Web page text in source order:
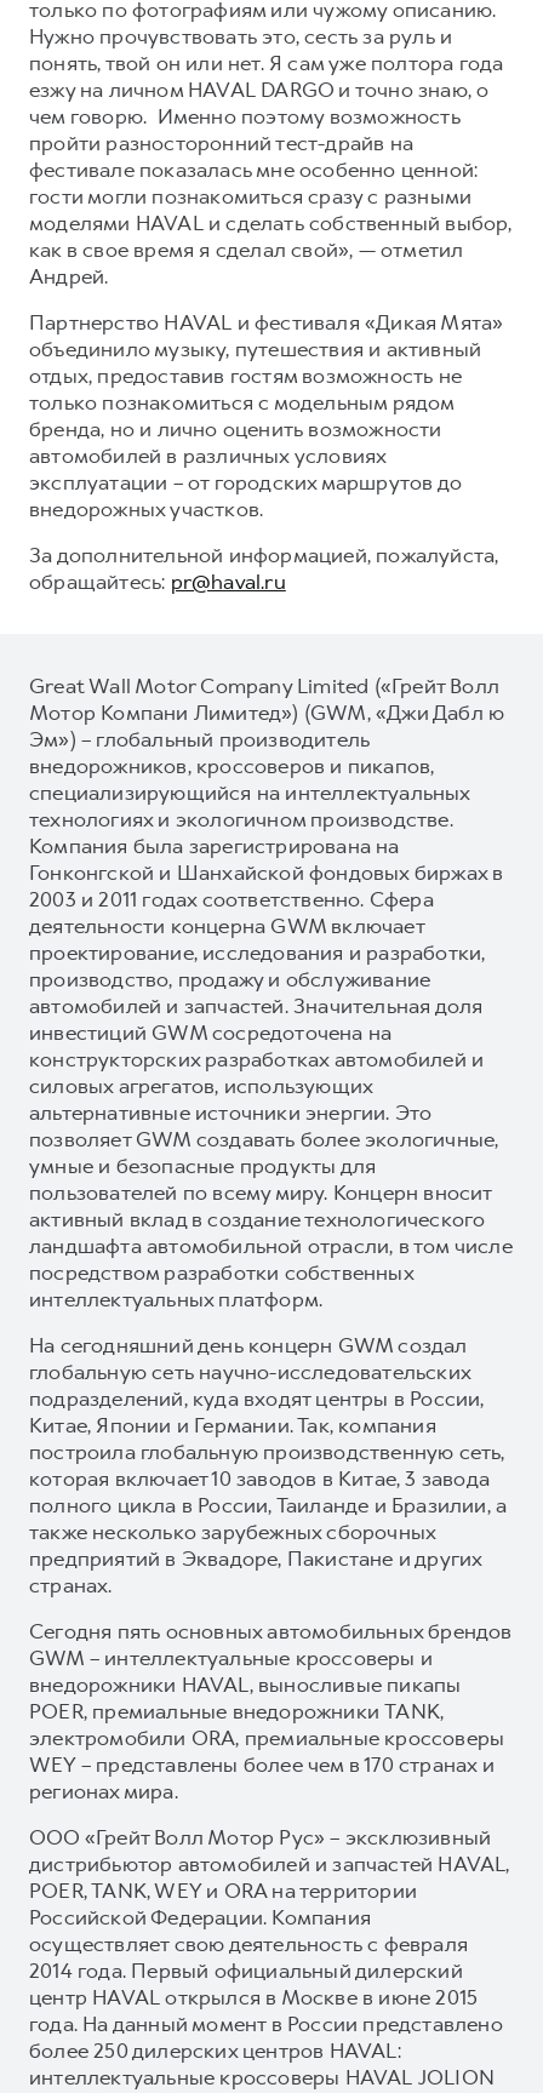
только по фотографиям или чужому описанию.
Нужно прочувствовать это, сесть за руль и
понять, твой он или нет. Я сам уже полтора года
езжу на личном HAVAL DARGO и точно знаю, о
чем говорю. Именно поэтому возможность
пройти разносторонний тест-драйв на
фестивале показалась мне особенно ценной:
гости могли познакомиться сразу с разными
моделями HAVAL и сделать собственный выбор,
как в свое время я сделал свой», — отметил
Андрей.
Партнерство HAVAL и фестиваля «Дикая Мята»
объединило музыку, путешествия и активный
отдых, предоставив гостям возможность не
только познакомиться с модельным рядом
бренда, но и лично оценить возможности
автомобилей в различных условиях
эксплуатации – от городских маршрутов до
внедорожных участков.
За дополнительной информацией, пожалуйста,
обращайтесь: pr@haval.ru
Great Wall Motor Company Limited («Грейт Волл
Мотор Компани Лимитед») (GWM, «Джи Дабл ю
Эм») – глобальный производитель
внедорожников, кроссоверов и пикапов,
специализирующийся на интеллектуальных
технологиях и экологичном производстве.
Компания была зарегистрирована на
Гонконгской и Шанхайской фондовых биржах в
2003 и 2011 годах соответственно. Сфера
деятельности концерна GWM включает
проектирование, исследования и разработки,
производство, продажу и обслуживание
автомобилей и запчастей. Значительная доля
инвестиций GWM сосредоточена на
конструкторских разработках автомобилей и
силовых агрегатов, использующих
альтернативные источники энергии. Это
позволяет GWM создавать более экологичные,
умные и безопасные продукты для
пользователей по всему миру. Концерн вносит
активный вклад в создание технологического
ландшафта автомобильной отрасли, в том числе
посредством разработки собственных
интеллектуальных платформ.
На сегодняшний день концерн GWM создал
глобальную сеть научно-исследовательских
подразделений, куда входят центры в России,
Китае, Японии и Германии. Так, компания
построила глобальную производственную сеть,
которая включает 10 заводов в Китае, 3 завода
полного цикла в России, Таиланде и Бразилии, а
также несколько зарубежных сборочных
предприятий в Эквадоре, Пакистане и других
странах.
Сегодня пять основных автомобильных брендов
GWM – интеллектуальные кроссоверы и
внедорожники HAVAL, выносливые пикапы
POER, премиальные внедорожники TANK,
электромобили ORA, премиальные кроссоверы
WEY – представлены более чем в 170 странах и
регионах мира.
ООО «Грейт Волл Мотор Рус» – эксклюзивный
дистрибьютор автомобилей и запчастей HAVAL,
POER, TANK, WEY и ORA на территории
Российской Федерации. Компания
осуществляет свою деятельность с февраля
2014 года. Первый официальный дилерский
центр HAVAL открылся в Москве в июне 2015
года. На данный момент в России представлено
более 250 дилерских центров HAVAL:
интеллектуальные кроссоверы HAVAL JOLION